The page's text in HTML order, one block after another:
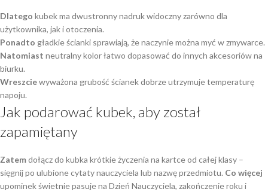
Dlatego kubek ma dwustronny nadruk widoczny zarówno dla
użytkownika, jak i otoczenia.
Ponadto gładkie ścianki sprawiają, że naczynie można myć w zmywarce.
Natomiast neutralny kolor łatwo dopasować do innych akcesoriów na
biurku.
Wreszciewyważona grubość ścianek dobrze utrzymuje temperaturę
napoju.
Jak podarować kubek, aby został
zapamiętany
Zatemdołącz do kubka krótkie życzenia na kartce od całej klasy –
sięgnij po ulubione cytaty nauczyciela lub nazwę przedmiotu. Co więcej
upominek świetnie pasuje na Dzień Nauczyciela, zakończenie roku i